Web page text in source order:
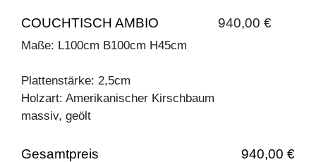
COUCHTISCH AMBIO 940,00 €
Maße: L100cm B100cm H45cm
Plattenstärke: 2,5cm
Holzart: Amerikanischer Kirschbaum
massiv, geölt
Gesamtpreis 940,00 €